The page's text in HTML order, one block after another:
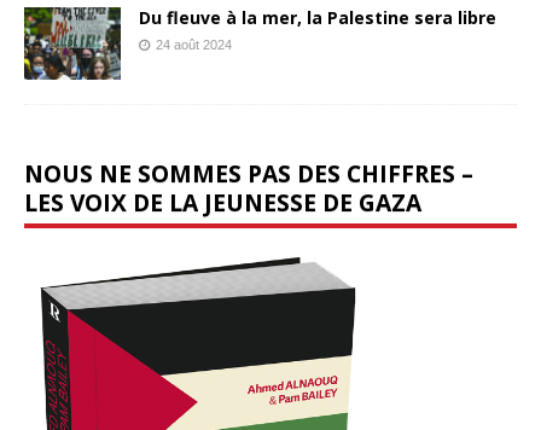
Du fleuve à la mer, la Palestine sera libre
24 août 2024
NOUS NE SOMMES PAS DES CHIFFRES –
LES VOIX DE LA JEUNESSE DE GAZA